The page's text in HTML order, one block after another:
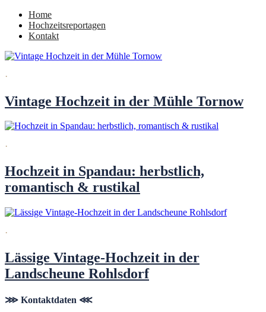
Home
Hochzeitsreportagen
Kontakt
·
Vintage Hochzeit in der Mühle Tornow
·
Hochzeit in Spandau: herbstlich,
romantisch & rustikal
·
Lässige Vintage-Hochzeit in der
Landscheune Rohlsdorf
⋙ Kontaktdaten ⋘